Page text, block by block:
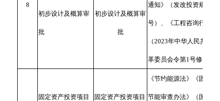
8
初步设计及概算审
批
初步设计及概算审
批
通知》（发改投资规〔
号）、《工程咨询行业管
（2023年中华人民共和
革委员会令第1号修改）
固定资产投资项目 固定资产投资项目
《节约能源法》《固定
节能审查办法》（国家发